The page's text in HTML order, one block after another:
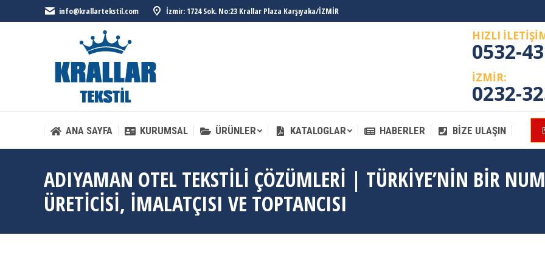
info@krallartekstil.com İzmir: 1724 Sok. No:23 Krallar Plaza Karşıyaka/İZMİR
HIZLI
0532-
İZMİR:
0232-
ANA SAYFA KURUMSAL ÜRÜNLER KATALOGLAR HABERLER BIZE ULAŞIN
ADIYAMAN OTEL TEKSTILI ÇÖZÜMLERI | TÜRKIYE’NIN BIR
ÜRETICISI, İMALATÇISI VE TOPTANCISI
ANA SAYFA KURUMSAL ÜRÜNLER KATALOGLAR HABERLER BIZE ULAŞIN